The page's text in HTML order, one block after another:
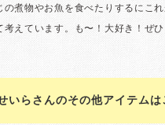
いらさんのその他アイテムは